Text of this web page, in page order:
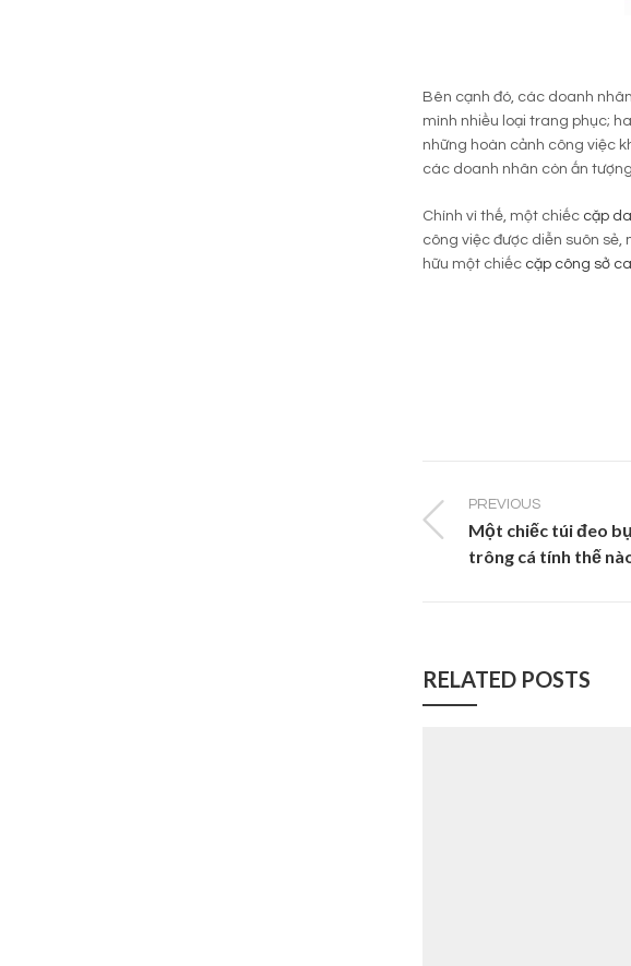
Bên cạnh đó, các doanh
mình nhiều loại trang phục;
những hoàn cảnh công việc
các doanh nhân còn ấn
Chính vì thế, một chiếc cặp
công việc được diễn suôn
hữu một chiếc cặp công sở
PREVIOUS
Một chiếc túi đeo
trông cá tính thế
RELATED POSTS